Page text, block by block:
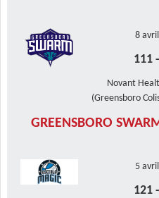
8
111 -
Novant
(Greensboro
GREENSBORO
5
121 -